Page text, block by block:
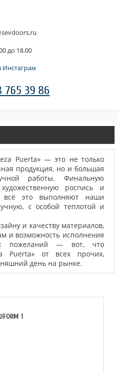
до 18.00
765 39 86
Puerta» — это не только
продукция, но и большая
работы. Финальную
роспись и
это выполняют наши
с особой теплотой и
и качеству материалов,
и возможность исполнения
пожеланий — вот, что
Puerta» от всех прочих,
день на рынке.
1